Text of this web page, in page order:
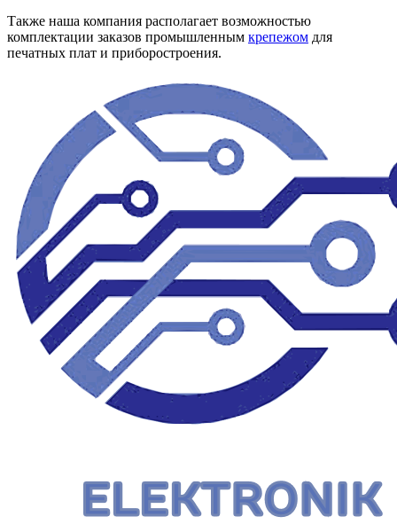
Также наша компания располагает возможностью
комплектации заказов промышленным крепежом для
печатных плат и приборостроения.